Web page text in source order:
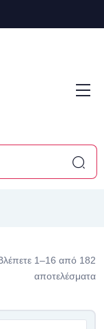
1–16 από 182
αποτελέσματα